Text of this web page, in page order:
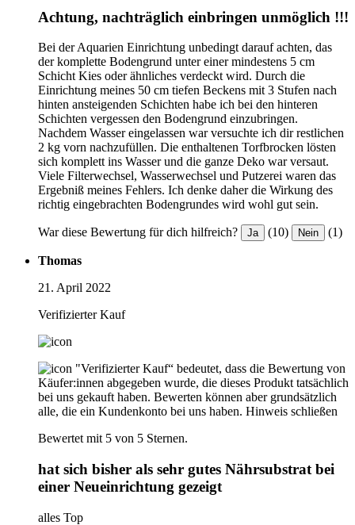
Achtung, nachträglich einbringen unmöglich !!!
Bei der Aquarien Einrichtung unbedingt darauf achten, das
der komplette Bodengrund unter einer mindestens 5 cm
Schicht Kies oder ähnliches verdeckt wird. Durch die
Einrichtung meines 50 cm tiefen Beckens mit 3 Stufen nach
hinten ansteigenden Schichten habe ich bei den hinteren
Schichten vergessen den Bodengrund einzubringen.
Nachdem Wasser eingelassen war versuchte ich dir restlichen
2 kg vorn nachzufüllen. Die enthaltenen Torfbrocken lösten
sich komplett ins Wasser und die ganze Deko war versaut.
Viele Filterwechsel, Wasserwechsel und Putzerei waren das
Ergebniß meines Fehlers. Ich denke daher die Wirkung des
richtig eingebrachten Bodengrundes wird wohl gut sein.
War diese Bewertung für dich hilfreich? Ja (10) Nein (1)
Thomas
21. April 2022
Verifizierter Kauf
"Verifizierter Kauf“ bedeutet, dass die Bewertung von
Käufer:innen abgegeben wurde, die dieses Produkt tatsächlich
bei uns gekauft haben. Bewerten können aber grundsätzlich
alle, die ein Kundenkonto bei uns haben. Hinweis schließen
Bewertet mit 5 von 5 Sternen.
hat sich bisher als sehr gutes Nährsubstrat bei
einer Neueinrichtung gezeigt
alles Top